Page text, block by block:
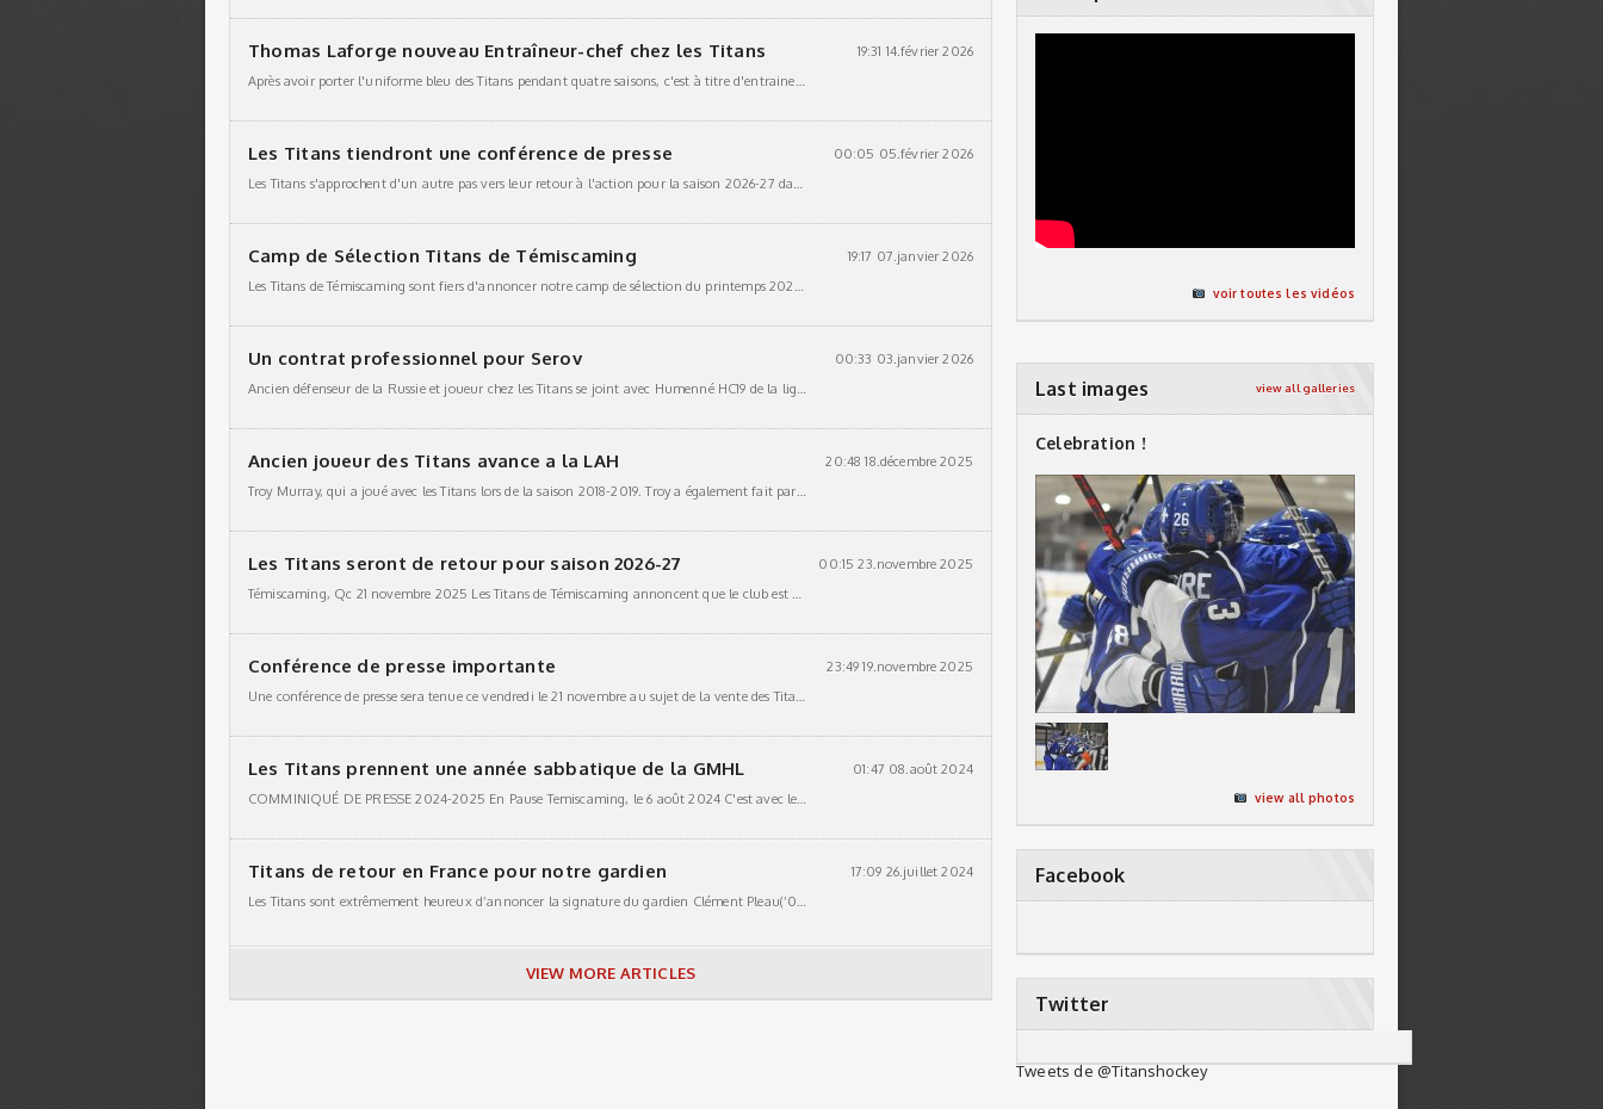
Thomas Laforge nouveau Entraîneur-chef chez les Titans
Après avoir porter l'uniforme bleu des Titans pendant quatre saisons, c'est à titre d'entraineur-chef que le jeune homme de Boischatel, Québec qui aura 25 ans en aout prochain reviens dans
19:31 14.février 2026
Les Titans tiendront une conférence de presse
Les Titans s'approchent d'un autre pas vers leur retour à l'action pour la saison 2026-27 dans la GMHL Une conférence de presse aura lieu 14:30 le vendredi 13 février dans la
00:05 05.février 2026
Camp de Sélection Titans de Témiscaming
Les Titans de Témiscaming sont fiers d'annoncer notre camp de sélection du printemps 2026, qui aura lieu les 10-11-12 avril au Centre de Témiscaming, Cet événement de trois jours fait partie
19:17 07.janvier 2026
Un contrat professionnel pour Serov
Ancien défenseur de la Russie et joueur chez les Titans se joint avec Humenné HC19 de la ligue Slovaquie II. Durant son temps chez les Titans, Vladimir a amassé 5b
00:33 03.janvier 2026
Ancien joueur des Titans avance a la LAH
Troy Murray, qui a joué avec les Titans lors de la saison 2018-2019. Troy a également fait partie des North York Renegades pendant trois ans. Il rejoint maintenant les Springfield
20:48 18.décembre 2025
Les Titans seront de retour pour saison 2026-27
Témiscaming, Qc 21 novembre 2025 Les Titans de Témiscaming annoncent que le club est passé entre les mains d’un nouveau groupe d’actionnaires qui visent à relancer l’équipe et renouer avec le hockey
00:15 23.novembre 2025
Conférence de presse importante
Une conférence de presse sera tenue ce vendredi le 21 novembre au sujet de la vente des Titans de Temiscaming à un grouoe d'investisseurs locaux . Plus de détails seront
23:49 19.novembre 2025
Les Titans prennent une année sabbatique de la GMHL
COMMINIQUÉ DE PRESSE 2024-2025 En Pause Temiscaming, le 6 août 2024 C'est avec le coeur gros que j'annonce que les Titans ont décidé de se prévaloir de leur droit, auprès de la GMHL,
01:47 08.août 2024
Titans de retour en France pour notre gardien
Les Titans sont extrêmement heureux d’annoncer la signature du gardien Clément Pleau(’06). Clément, notre 3ième joueur de la région de Montpellier, au sud de la France. Clément étais notre 2ième
17:09 26.juillet 2024
VIEW MORE ARTICLES
voir toutes les vidéos
Last images view all galleries
Celebration !
view all photos
Facebook
Twitter
Tweets de @Titanshockey